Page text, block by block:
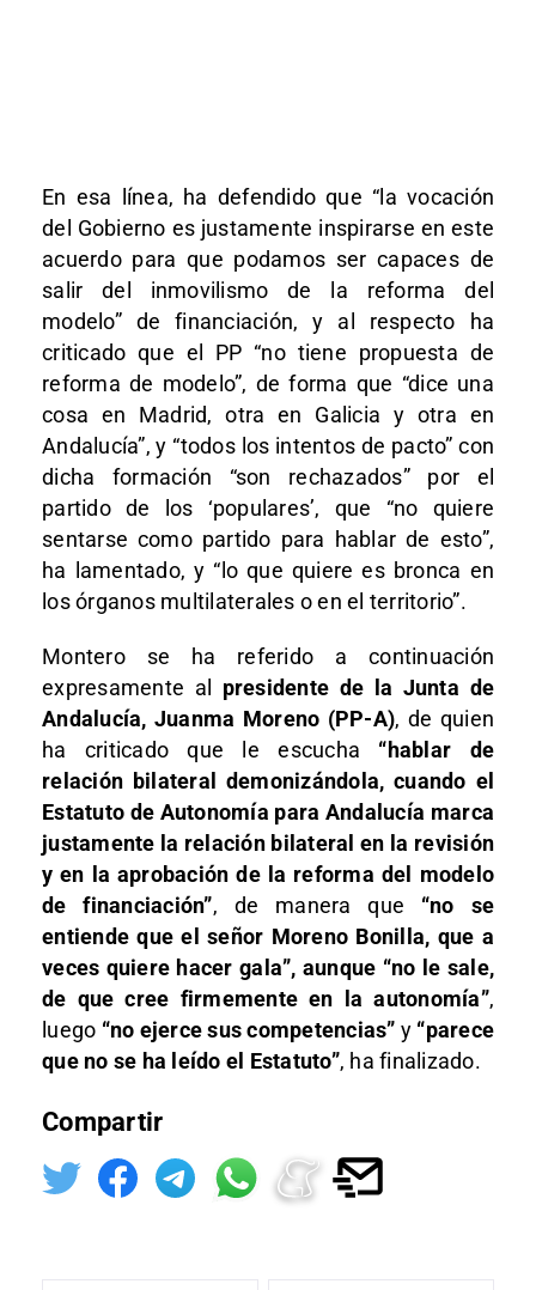
En esa línea, ha defendido que “la vocación
del Gobierno es justamente inspirarse en este
acuerdo para que podamos ser capaces de
salir del inmovilismo de la reforma del
modelo” de financiación, y al respecto ha
criticado que el PP “no tiene propuesta de
reforma de modelo”, de forma que “dice una
cosa en Madrid, otra en Galicia y otra en
Andalucía”, y “todos los intentos de pacto” con
dicha formación “son rechazados” por el
partido de los ‘populares’, que “no quiere
sentarse como partido para hablar de esto”,
ha lamentado, y “lo que quiere es bronca en
los órganos multilaterales o en el territorio”.
Montero se ha referido a continuación
expresamente al presidente de la Junta de
Andalucía, Juanma Moreno (PP-A), de quien
ha criticado que le escucha “hablar de
relación bilateral demonizándola, cuando el
Estatuto de Autonomía para Andalucía marca
justamente la relación bilateral en la revisión
y en la aprobación de la reforma del modelo
de financiación”, de manera que “no se
entiende que el señor Moreno Bonilla, que a
veces quiere hacer gala”, aunque “no le sale,
de que cree firmemente en la autonomía”,
luego “no ejerce sus competencias” y “parece
que no se ha leído el Estatuto”, ha finalizado.
Compartir